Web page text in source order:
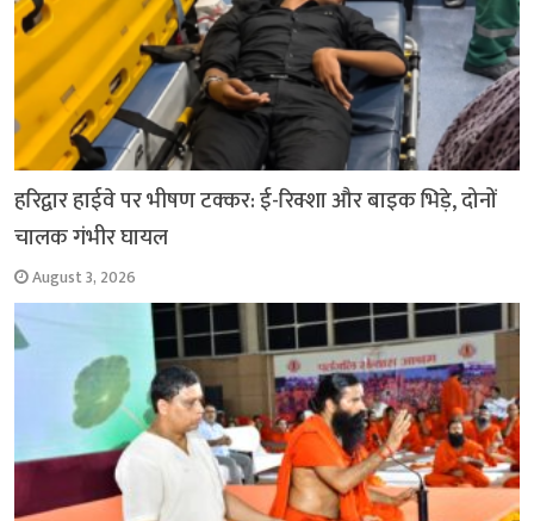
हरिद्वार हाईवे पर भीषण टक्कर: ई-रिक्शा और बाइक भिड़े, दोनों
चालक गंभीर घायल
August 3, 2026